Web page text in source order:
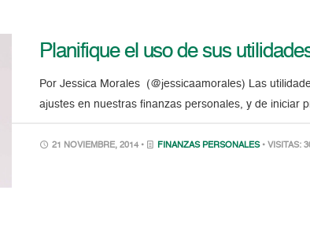
Planifique el uso de sus
Por Jessica Morales (@jessicaamorales) Las
ajustes en nuestras finanzas personales, y de iniciar
21 NOVIEMBRE, 2014 • FINANZAS PERSONALES • VISITAS: